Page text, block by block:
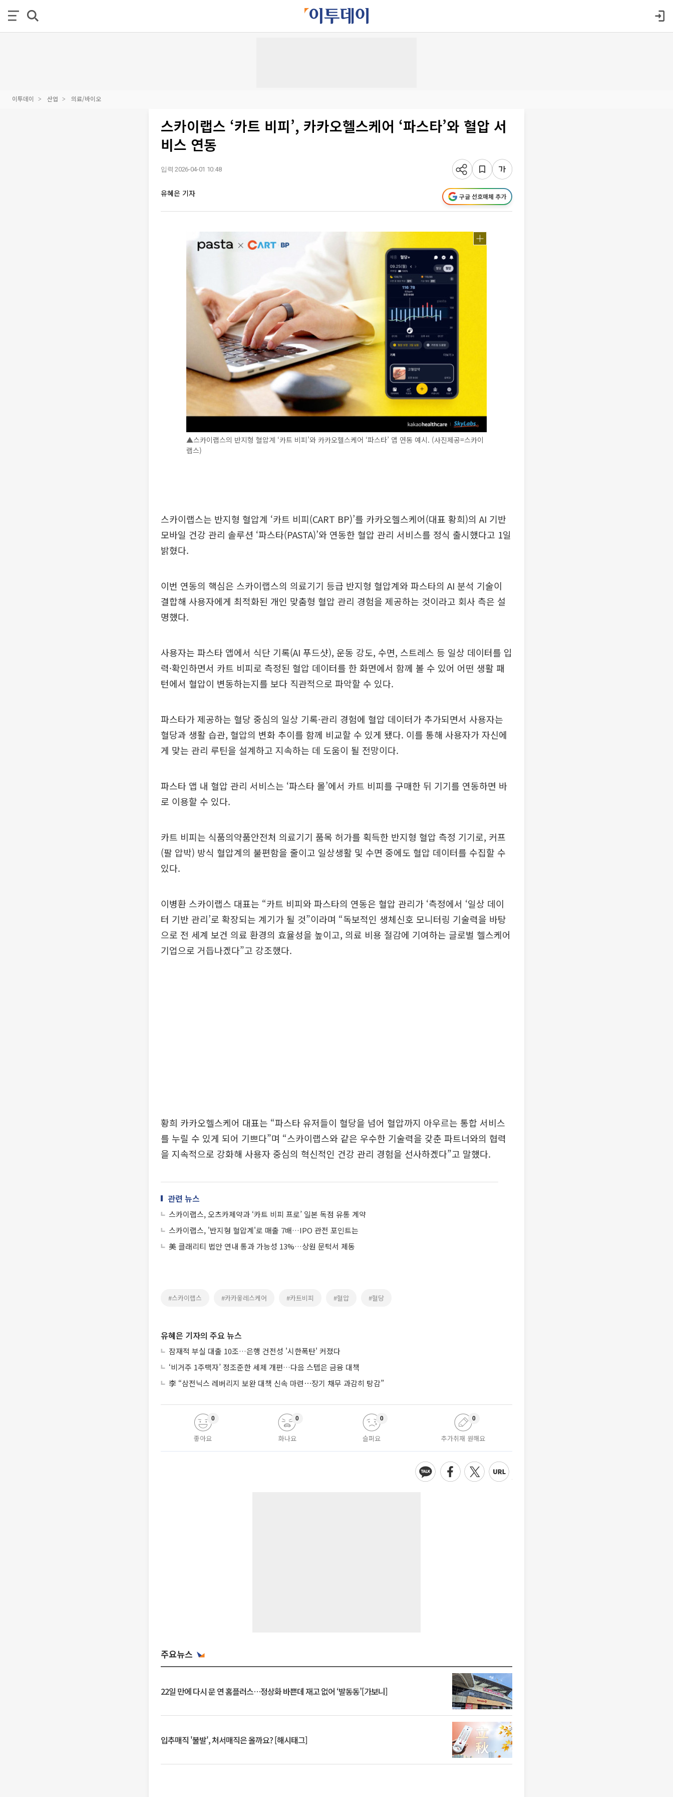
이투데이 산업 의료/바이오
스카이랩스 ‘카트 비피’, 카카오헬스케어 ‘파스타’와 혈압 서
비스 연동
입력 2026-04-01 10:48
유혜은 기자 구글 선호매체 추가
▲스카이랩스의 반지형 혈압계 ‘카트 비피’와 카카오헬스케어 ‘파스타’ 앱 연동 예시. (사진제공=스카이
랩스)
스카이랩스는 반지형 혈압계 ‘카트 비피(CART BP)’를 카카오헬스케어(대표 황희)의 AI 기반
모바일 건강 관리 솔루션 ‘파스타(PASTA)’와 연동한 혈압 관리 서비스를 정식 출시했다고 1일
밝혔다.
이번 연동의 핵심은 스카이랩스의 의료기기 등급 반지형 혈압계와 파스타의 AI 분석 기술이
결합해 사용자에게 최적화된 개인 맞춤형 혈압 관리 경험을 제공하는 것이라고 회사 측은 설
명했다.
사용자는 파스타 앱에서 식단 기록(AI 푸드샷), 운동 강도, 수면, 스트레스 등 일상 데이터를 입
력·확인하면서 카트 비피로 측정된 혈압 데이터를 한 화면에서 함께 볼 수 있어 어떤 생활 패
턴에서 혈압이 변동하는지를 보다 직관적으로 파악할 수 있다.
파스타가 제공하는 혈당 중심의 일상 기록·관리 경험에 혈압 데이터가 추가되면서 사용자는
혈당과 생활 습관, 혈압의 변화 추이를 함께 비교할 수 있게 됐다. 이를 통해 사용자가 자신에
게 맞는 관리 루틴을 설계하고 지속하는 데 도움이 될 전망이다.
파스타 앱 내 혈압 관리 서비스는 ‘파스타 몰’에서 카트 비피를 구매한 뒤 기기를 연동하면 바
로 이용할 수 있다.
카트 비피는 식품의약품안전처 의료기기 품목 허가를 획득한 반지형 혈압 측정 기기로, 커프
(팔 압박) 방식 혈압계의 불편함을 줄이고 일상생활 및 수면 중에도 혈압 데이터를 수집할 수
있다.
이병환 스카이랩스 대표는 “카트 비피와 파스타의 연동은 혈압 관리가 ‘측정에서 ‘일상 데이
터 기반 관리’로 확장되는 계기가 될 것”이라며 “독보적인 생체신호 모니터링 기술력을 바탕
으로 전 세계 보건 의료 환경의 효율성을 높이고, 의료 비용 절감에 기여하는 글로벌 헬스케어
기업으로 거듭나겠다”고 강조했다.
황희 카카오헬스케어 대표는 “파스타 유저들이 혈당을 넘어 혈압까지 아우르는 통합 서비스
를 누릴 수 있게 되어 기쁘다”며 “스카이랩스와 같은 우수한 기술력을 갖춘 파트너와의 협력
을 지속적으로 강화해 사용자 중심의 혁신적인 건강 관리 경험을 선사하겠다”고 말했다.
관련 뉴스
스카이랩스, 오츠카제약과 ‘카트 비피 프로’ 일본 독점 유통 계약
스카이랩스, '반지형 혈압계'로 매출 7배…IPO 관전 포인트는
美 클래리티 법안 연내 통과 가능성 13%…상원 문턱서 제동
#스카이랩스 #카카옿레스케어 #카트비피 #혈압 #혈당
유혜은 기자의 주요 뉴스
잠재적 부실 대출 10조…은행 건전성 '시한폭탄' 커졌다
‘비거주 1주택자’ 정조준한 세제 개편…다음 스텝은 금융 대책
李 “삼전닉스 레버리지 보완 대책 신속 마련⋯장기 채무 과감히 탕감”
좋아요
0
화나요
0
슬퍼요
0
추가취재 원해요
0
주요뉴스
22일 만에 다시 문 연 홈플러스…정상화 바쁜데 재고 없어 ‘발동동’[가보니]
입추매직 '불발', 처서매직은 올까요? [해시태그]